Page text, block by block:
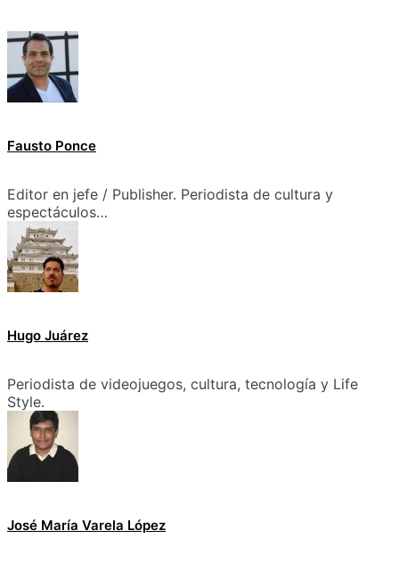
Fausto Ponce
Editor en jefe / Publisher. Periodista de cultura y
espectáculos…
Hugo Juárez
Periodista de videojuegos, cultura, tecnología y Life
Style.
José María Varela López